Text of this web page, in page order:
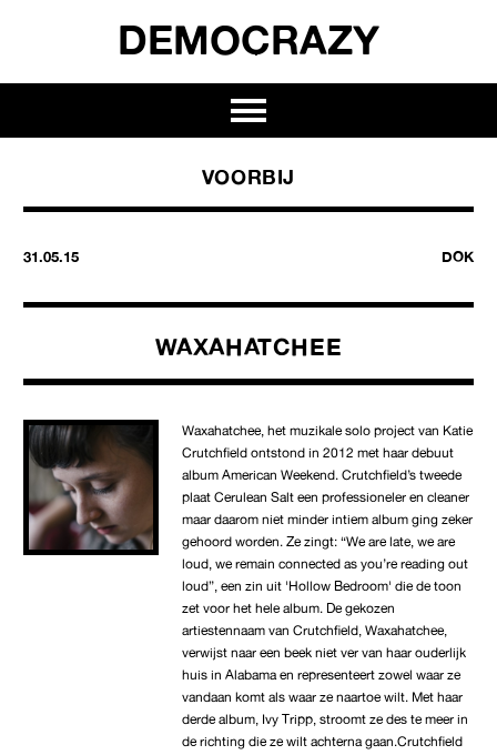
DEMOCRAZY
WAXAHATCHEE
Waxahatchee, het muzikale solo project van Katie
Crutchfield ontstond in 2012 met haar debuut
album American Weekend. Crutchfield’s tweede
plaat Cerulean Salt een professioneler en cleaner
maar daarom niet minder intiem album ging zeker
gehoord worden. Ze zingt: “We are late, we are
loud, we remain connected as you’re reading out
loud”, een zin uit 'Hollow Bedroom' die de toon
zet voor het hele album. De gekozen
artiestennaam van Crutchfield, Waxahatchee,
verwijst naar een beek niet ver van haar ouderlijk
huis in Alabama en representeert zowel waar ze
vandaan komt als waar ze naartoe wilt. Met haar
derde album, Ivy Tripp, stroomt ze des te meer in
de richting die ze wilt achterna gaan.Crutchfield
VOORBIJ
31.05.15 DOK